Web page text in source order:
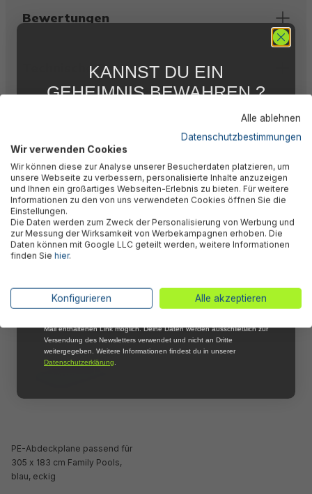
Bewertungen
Technische Daten
Warnhinweise
Herstellerinformation
Ähnliche Produkte
PE-Abdeckplane passend für
305 x 183 cm Family Pools,
blau, eckig
Alle ablehnen
Datenschutzbestimmungen
Wir verwenden Cookies
Wir können diese zur Analyse unserer Besucherdaten platzieren, um
unsere Webseite zu verbessern, personalisierte Inhalte anzuzeigen
und Ihnen ein großartiges Webseiten-Erlebnis zu bieten. Für weitere
Informationen zu den von uns verwendeten Cookies öffnen Sie die
Einstellungen.
Die Daten werden zum Zweck der Personalisierung von Werbung und
zur Messung der Wirksamkeit von Werbekampagnen erhoben. Die
Daten können mit Google LLC geteilt werden, weitere Informationen
finden Sie hier.
Konfigurieren Alle akzeptieren
KANNST DU EIN
GEHEIMNIS BEWAHREN ?
FÜR DICH
Abonniere jetzt unseren kostenlosen
Newsletter, verpasse keine Neuigkeiten und
Aktionen mehr und sichere Dir 5 %
Willkommensrabatt auf nicht reduzierte Ware
bei Deiner ersten Bestellung !*
Email
*Mit der Anmeldung zum Newsletter stimmst du zu, regelmäßig per E-
Mail über aktuelle Angebote, Aktionen und Produktneuheiten
Mail enthaltenen Link möglich. Deine Daten werden ausschließlich zur
Versendung des Newsletters verwendet und nicht an Dritte
weitergegeben. Weitere Informationen findest du in unserer
Datenschutzerklärung